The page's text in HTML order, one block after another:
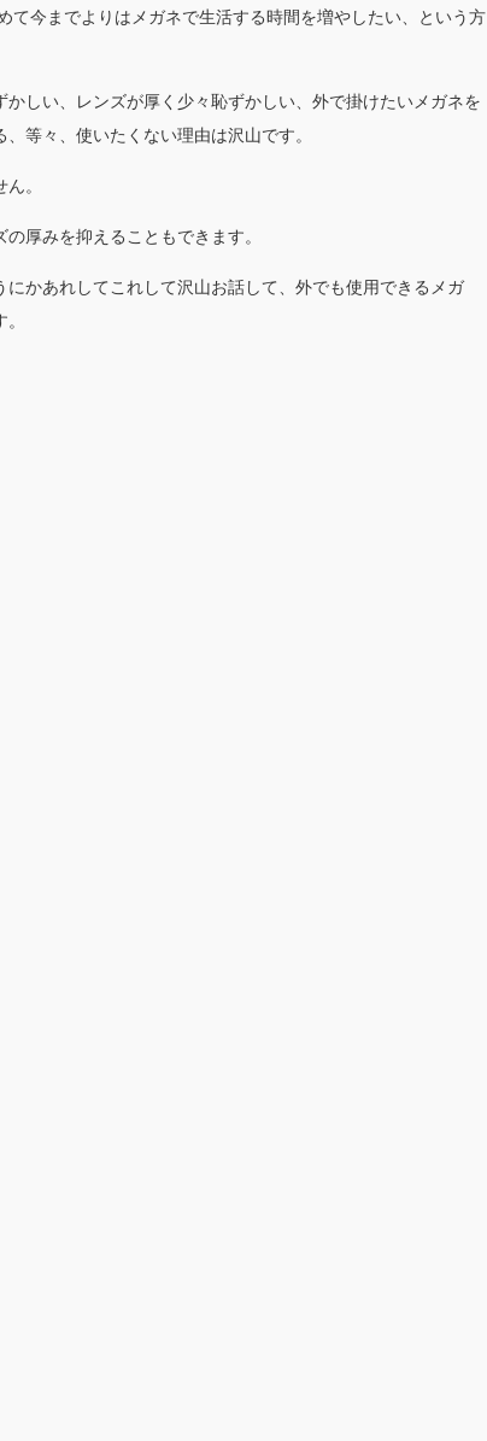
て今までよりはメガネで生活する時間を増やしたい、という方
しい、レンズが厚く少々恥ずかしい、外で掛けたいメガネを
等々、使いたくない理由は沢山です。
。
厚みを抑えることもできます。
かあれしてこれして沢山お話して、外でも使用できるメガ